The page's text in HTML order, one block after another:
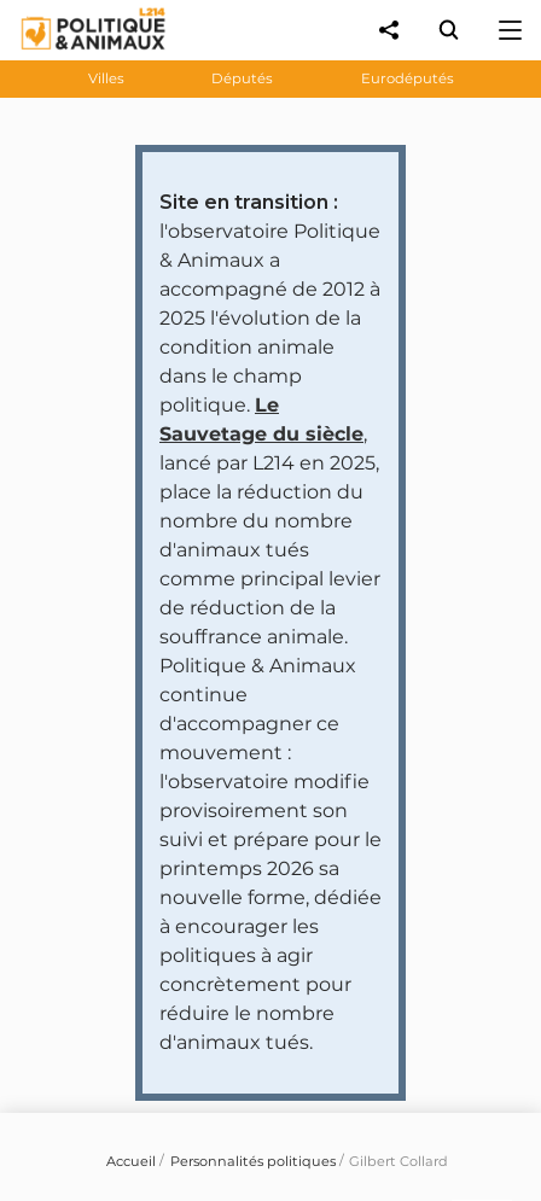
Villes Députés Eurodéputés
Site en transition :
l'observatoire Politique
& Animaux a
accompagné de 2012 à
2025 l'évolution de la
condition animale
dans le champ
politique. Le
Sauvetage du siècle,
lancé par L214 en 2025,
place la réduction du
nombre du nombre
d'animaux tués
comme principal levier
de réduction de la
souffrance animale.
Politique & Animaux
continue
d'accompagner ce
mouvement :
l'observatoire modifie
provisoirement son
suivi et prépare pour le
printemps 2026 sa
nouvelle forme, dédiée
à encourager les
politiques à agir
concrètement pour
réduire le nombre
d'animaux tués.
Accueil Personnalités politiques Gilbert Collard